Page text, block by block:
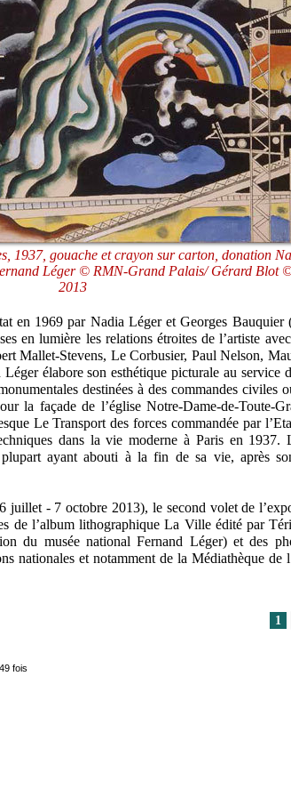
1937, gouache et crayon sur carton, donation
Léger © RMN-Grand Palais/ Gérard Blot
2013
en 1969 par Nadia Léger et Georges Bauquier
en lumière les relations étroites de l’artiste
Mallet-Stevens, Le Corbusier, Paul Nelson,
élabore son esthétique picturale au service
destinées à des commandes civiles
la façade de l’église Notre-Dame-de-Toute-
Le Transport des forces commandée par
dans la vie moderne à Paris en 1937.
ayant abouti à la fin de sa vie, après
juillet - 7 octobre 2013), le second volet de
de l’album lithographique La Ville édité par
du musée national Fernand Léger) et des
nationales et notamment de la Médiathèque de
1
fois